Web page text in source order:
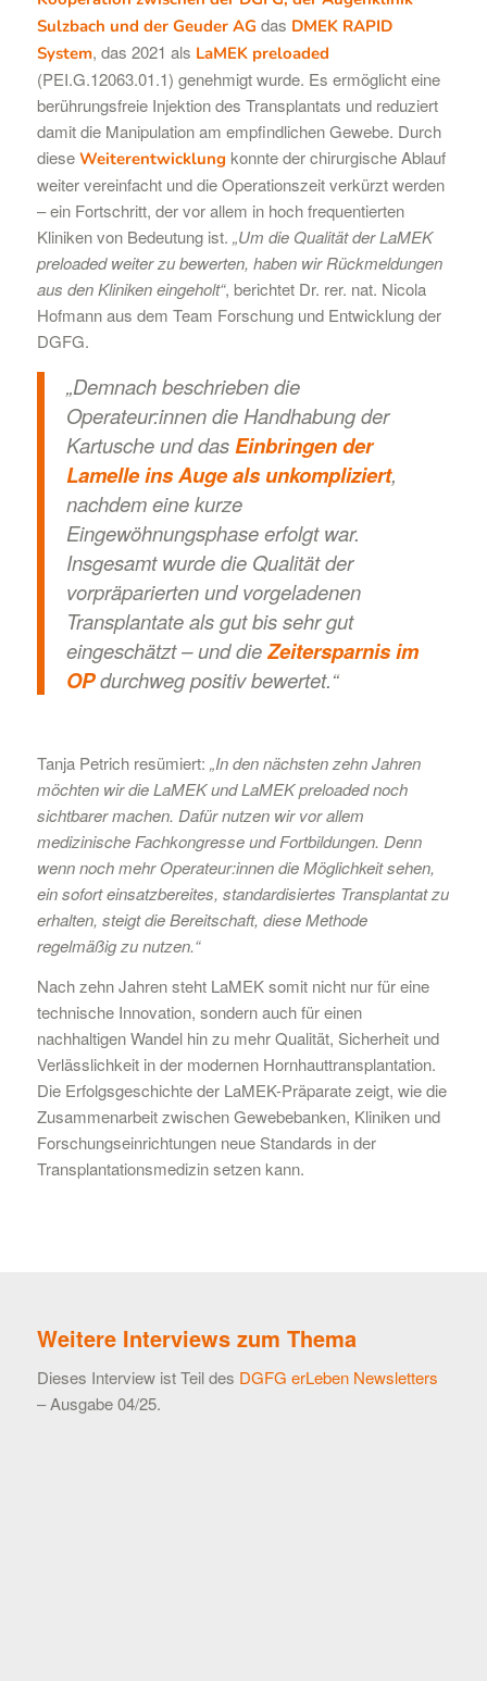
Sulzbach und der Geuder AG das DMEK RAPID
System, das 2021 als LaMEK preloaded
(PEI.G.12063.01.1) genehmigt wurde. Es ermöglicht eine
berührungsfreie Injektion des Transplantats und reduziert
damit die Manipulation am empfindlichen Gewebe. Durch
diese Weiterentwicklung konnte der chirurgische Ablauf
weiter vereinfacht und die Operationszeit verkürzt werden
– ein Fortschritt, der vor allem in hoch frequentierten
Kliniken von Bedeutung ist. „Um die Qualität der LaMEK
preloaded weiter zu bewerten, haben wir Rückmeldungen
aus den Kliniken eingeholt“, berichtet Dr. rer. nat. Nicola
Hofmann aus dem Team Forschung und Entwicklung der
DGFG.
„Demnach beschrieben die
Operateur:innen die Handhabung der
Kartusche und dasEinbringen der
Lamelle ins Auge als unkompliziert,
nachdem eine kurze
Eingewöhnungsphase erfolgt war.
Insgesamt wurde die Qualität der
vorpräparierten und vorgeladenen
Transplantate als gut bis sehr gut
eingeschätzt – und dieZeitersparnis im
OPdurchweg positiv bewertet.“
Tanja Petrich resümiert: „In den nächsten zehn Jahren
möchten wir die LaMEK und LaMEK preloaded noch
sichtbarer machen. Dafür nutzen wir vor allem
medizinische Fachkongresse und Fortbildungen. Denn
wenn noch mehr Operateur:innen die Möglichkeit sehen,
ein sofort einsatzbereites, standardisiertes Transplantat zu
erhalten, steigt die Bereitschaft, diese Methode
regelmäßig zu nutzen.“
Nach zehn Jahren steht LaMEK somit nicht nur für eine
technische Innovation, sondern auch für einen
nachhaltigen Wandel hin zu mehr Qualität, Sicherheit und
Verlässlichkeit in der modernen Hornhauttransplantation.
Die Erfolgsgeschichte der LaMEK-Präparate zeigt, wie die
Zusammenarbeit zwischen Gewebebanken, Kliniken und
Forschungseinrichtungen neue Standards in der
Transplantationsmedizin setzen kann.
Weitere Interviews zum Thema
Dieses Interview ist Teil des DGFG erLeben Newsletters
– Ausgabe 04/25.